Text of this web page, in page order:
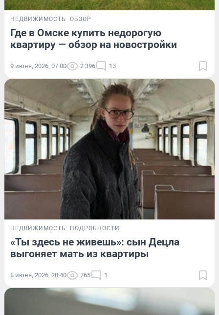
НЕДВИЖИМОСТЬ ОБЗОР
Где в Омске купить недорогую
квартиру — обзор на новостройки
9 июня, 2026, 07:00 2 396 13
НЕДВИЖИМОСТЬ ПОДРОБНОСТИ
«Ты здесь не живешь»: сын Децла
выгоняет мать из квартиры
8 июня, 2026, 20:40 765 1